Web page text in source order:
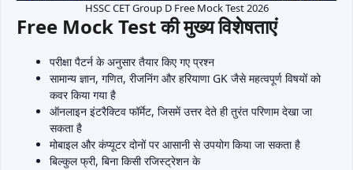
HSSC CET Group D Free Mock Test 2026
Free Mock Test की मुख्य विशेषताएं
परीक्षा पैटर्न के अनुसार तैयार किए गए प्रश्न
सामान्य ज्ञान, गणित, रीजनिंग और हरियाणा GK जैसे महत्वपूर्ण विषयों को
कवर किया गया है
ऑनलाइन इंटरैक्टिव फॉर्मेट, जिसमें उत्तर देते ही तुरंत परिणाम देखा जा
सकता है
मोबाइल और कंप्यूटर दोनों पर आसानी से उपयोग किया जा सकता है
बिल्कुल फ्री, बिना किसी रजिस्ट्रेशन के